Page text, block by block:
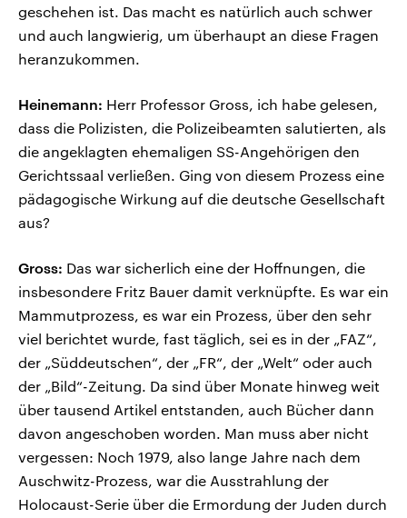
geschehen ist. Das macht es natürlich auch schwer
und auch langwierig, um überhaupt an diese Fragen
heranzukommen.
Heinemann: Herr Professor Gross, ich habe gelesen,
dass die Polizisten, die Polizeibeamten salutierten, als
die angeklagten ehemaligen SS-Angehörigen den
Gerichtssaal verließen. Ging von diesem Prozess eine
pädagogische Wirkung auf die deutsche Gesellschaft
aus?
Gross: Das war sicherlich eine der Hoffnungen, die
insbesondere Fritz Bauer damit verknüpfte. Es war ein
Mammutprozess, es war ein Prozess, über den sehr
viel berichtet wurde, fast täglich, sei es in der „FAZ“,
der „Süddeutschen“, der „FR“, der „Welt“ oder auch
der „Bild“-Zeitung. Da sind über Monate hinweg weit
über tausend Artikel entstanden, auch Bücher dann
davon angeschoben worden. Man muss aber nicht
vergessen: Noch 1979, also lange Jahre nach dem
Auschwitz-Prozess, war die Ausstrahlung der
Holocaust-Serie über die Ermordung der Juden durch